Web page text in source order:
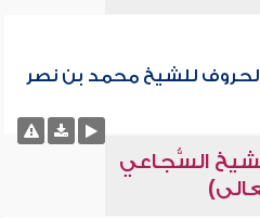
الحروف للشيخ محمد بن نصر
السُّجاعي